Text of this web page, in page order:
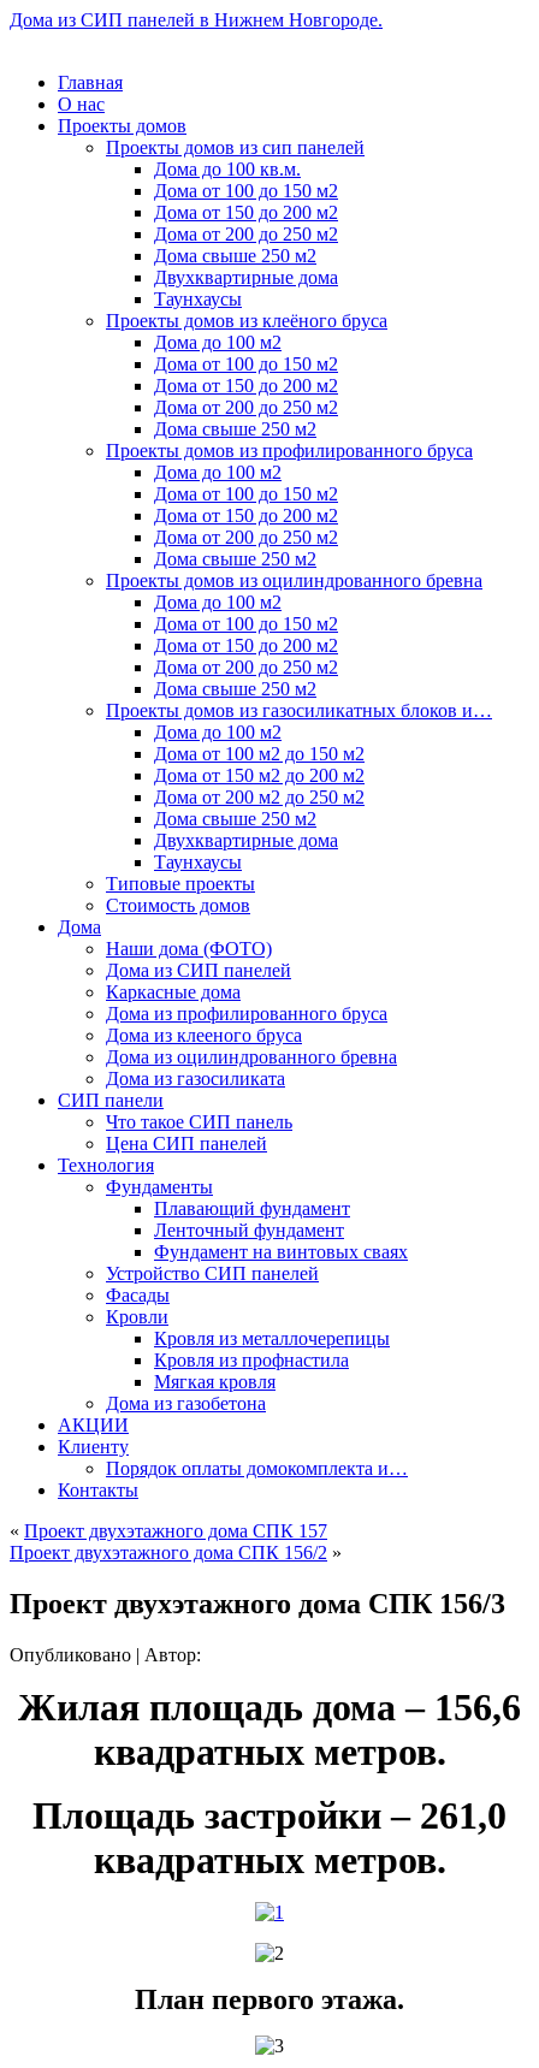
Дома из СИП панелей в Нижнем Новгороде.
Главная
О нас
Проекты домов
Проекты домов из сип панелей
Дома до 100 кв.м.
Дома от 100 до 150 м2
Дома от 150 до 200 м2
Дома от 200 до 250 м2
Дома свыше 250 м2
Двухквартирные дома
Таунхаусы
Проекты домов из клеёного бруса
Дома до 100 м2
Дома от 100 до 150 м2
Дома от 150 до 200 м2
Дома от 200 до 250 м2
Дома свыше 250 м2
Проекты домов из профилированного бруса
Дома до 100 м2
Дома от 100 до 150 м2
Дома от 150 до 200 м2
Дома от 200 до 250 м2
Дома свыше 250 м2
Проекты домов из оцилиндрованного бревна
Дома до 100 м2
Дома от 100 до 150 м2
Дома от 150 до 200 м2
Дома от 200 до 250 м2
Дома свыше 250 м2
Проекты домов из газосиликатных блоков и…
Дома до 100 м2
Дома от 100 м2 до 150 м2
Дома от 150 м2 до 200 м2
Дома от 200 м2 до 250 м2
Дома свыше 250 м2
Двухквартирные дома
Таунхаусы
Типовые проекты
Стоимость домов
Дома
Наши дома (ФОТО)
Дома из СИП панелей
Каркасные дома
Дома из профилированного бруса
Дома из клееного бруса
Дома из оцилиндрованного бревна
Дома из газосиликата
СИП панели
Что такое СИП панель
Цена СИП панелей
Технология
Фундаменты
Плавающий фундамент
Ленточный фундамент
Фундамент на винтовых сваях
Устройство СИП панелей
Фасады
Кровли
Кровля из металлочерепицы
Кровля из профнастила
Мягкая кровля
Дома из газобетона
АКЦИИ
Клиенту
Порядок оплаты домокомплекта и…
Контакты
« Проект двухэтажного дома СПК 157
Проект двухэтажного дома СПК 156/2 »
Проект двухэтажного дома СПК 156/3
Опубликовано | Автор:
Жилая площадь дома – 156,6
квадратных метров.
Площадь застройки – 261,0
квадратных метров.
План первого этажа.